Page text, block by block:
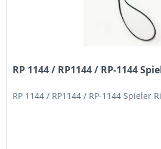
RP 1144 / RP1144 / RP-1144
RP 1144 / RP1144 / RP-1144 Spieler